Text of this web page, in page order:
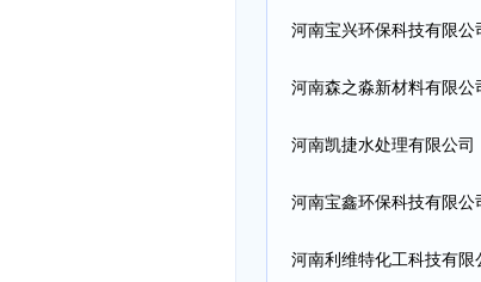
司
河南宝兴环保科技有限公
河南森之淼新材料有限公
河南凯捷水处理有限公司
河南宝鑫环保科技有限公
河南利维特化工科技有限